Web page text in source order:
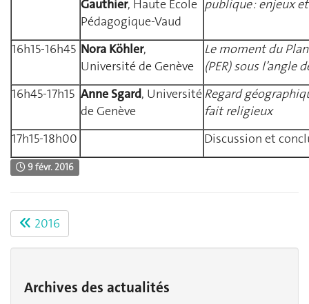
Gauthier, Haute Ecole
Pédagogique-Vaud
publique : enjeux
16h15-16h45 Nora Köhler,
Université de Genève
Le moment du
(PER) sous l’angle
16h45-17h15 Anne Sgard, Université
de Genève
Regard
fait religieux
17h15-18h00
Discussion et
9 févr. 2016
2016
Archives des actualités